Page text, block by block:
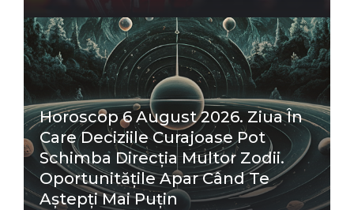
Horoscop 6 August 2026. Ziua În
Care Deciziile Curajoase Pot
Schimba Direcția Multor Zodii.
Oportunitățile Apar Când Te
Aștepți Mai Puțin